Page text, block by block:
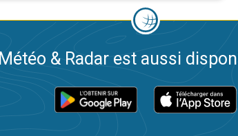
Météo & Radar est aussi